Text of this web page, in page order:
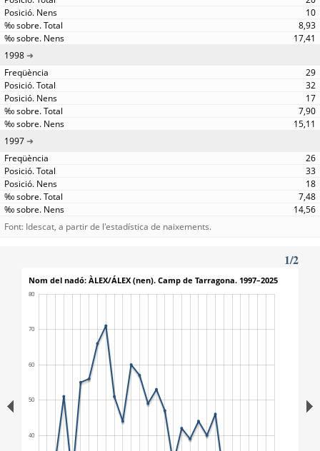
10
8,93
17,41
1998
29
32
17
7,90
15,11
1997
26
33
18
7,48
14,56
Font: Idescat, a partir de l'estadística de naixements.